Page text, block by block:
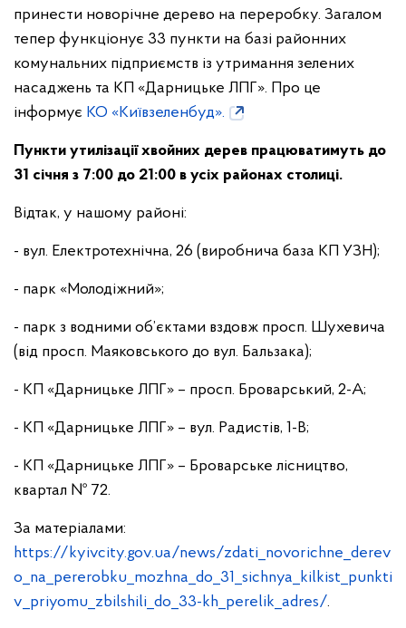
принести новорічне дерево на переробку. Загалом
тепер функціонує 33 пункти на базі районних
комунальних підприємств із утримання зелених
насаджень та КП «Дарницьке ЛПГ». Про це
інформує КО «Київзеленбуд».
Пункти утилізації хвойних дерев працюватимуть до
31 січня з 7:00 до 21:00 в усіх районах столиці.
Відтак, у нашому районі:
- вул. Електротехнічна, 26 (виробнича база КП УЗН);
- парк «Молодіжний»;
- парк з водними об’єктами вздовж просп. Шухевича
(від просп. Маяковського до вул. Бальзака);
- КП «Дарницьке ЛПГ» – просп. Броварський, 2-А;
- КП «Дарницьке ЛПГ» – вул. Радистів, 1-В;
- КП «Дарницьке ЛПГ» – Броварське лісництво,
квартал № 72.
За матеріалами:
https://kyivcity.gov.ua/news/zdati_novorichne_derev
o_na_pererobku_mozhna_do_31_sichnya_kilkist_punkti
v_priyomu_zbilshili_do_33-kh_perelik_adres/.